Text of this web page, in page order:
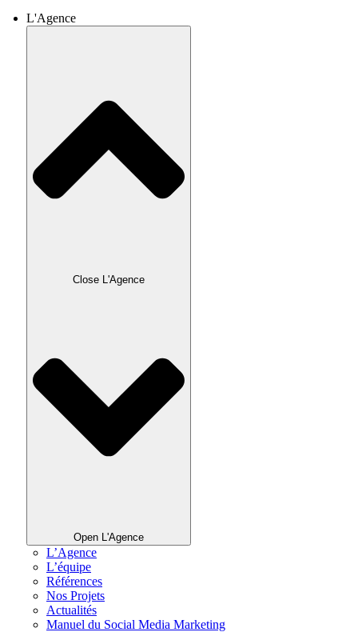
L'Agence
Close L'Agence
Open L'Agence
L’Agence
L’équipe
Références
Nos Projets
Actualités
Manuel du Social Media Marketing